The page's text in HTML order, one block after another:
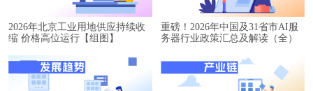
2026年北京工业用地供应持续收
缩 价格高位运行【组图】
重磅！2026年中国及31省市AI服
务器行业政策汇总及解读（全）